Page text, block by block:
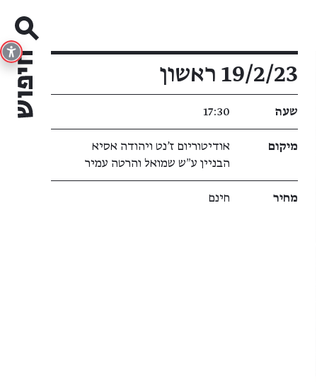
פרטי האירוע
19/2/23 ראשון
שעה 17:30
מיקום
אודיטוריום ז'נט ויהודה אסיא
הבניין ע״ש שמואל והרטה עמיר
מחיר חינם